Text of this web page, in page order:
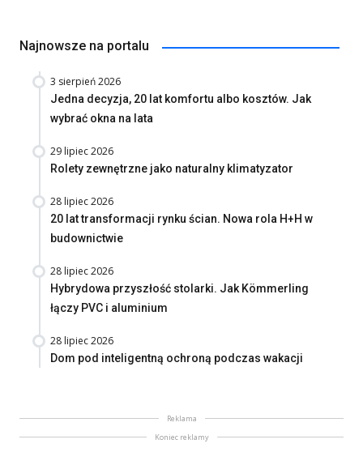
Najnowsze na portalu
3 sierpień 2026
Jedna decyzja, 20 lat komfortu albo kosztów. Jak
wybrać okna na lata
29 lipiec 2026
Rolety zewnętrzne jako naturalny klimatyzator
28 lipiec 2026
20 lat transformacji rynku ścian. Nowa rola H+H w
budownictwie
28 lipiec 2026
Hybrydowa przyszłość stolarki. Jak Kömmerling
łączy PVC i aluminium
28 lipiec 2026
Dom pod inteligentną ochroną podczas wakacji
Reklama
Koniec reklamy